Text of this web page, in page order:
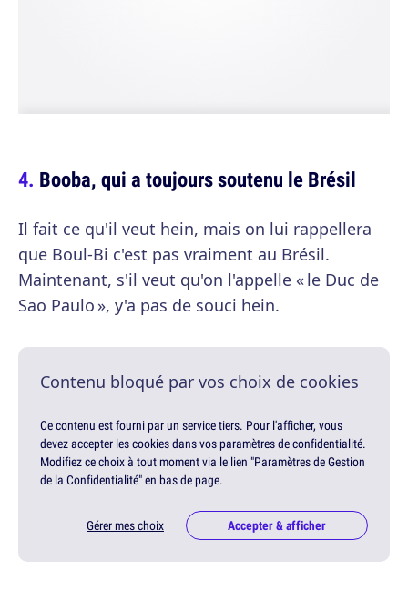
Booba, qui a toujours soutenu le Brésil
Il fait ce qu'il veut hein, mais on lui rappellera
que Boul-Bi c'est pas vraiment au Brésil.
Maintenant, s'il veut qu'on l'appelle « le Duc de
Sao Paulo », y'a pas de souci hein.
Contenu bloqué par vos choix de cookies
Ce contenu est fourni par un service tiers. Pour l'afficher, vous
devez accepter les cookies dans vos paramètres de confidentialité.
Modifiez ce choix à tout moment via le lien "Paramètres de Gestion
de la Confidentialité" en bas de page.
Gérer mes choix Accepter & afficher